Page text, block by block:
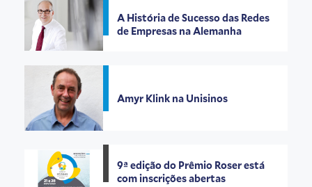
A História de Sucesso das Redes
de Empresas na Alemanha
Amyr Klink na Unisinos
9ª edição do Prêmio Roser está
com inscrições abertas